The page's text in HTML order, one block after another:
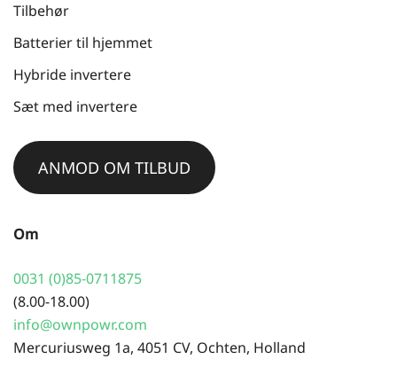
Tilbehør
Batterier til hjemmet
Hybride invertere
Sæt med invertere
ANMOD OM TILBUD
Om
0031 (0)85-0711875
(8.00-18.00)
info@ownpowr.com
Mercuriusweg 1a, 4051 CV, Ochten, Holland